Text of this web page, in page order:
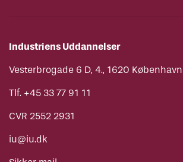
Industriens Uddannelser
Vesterbrogade 6 D, 4., 1620
Tlf. +45 33 77 91 11
CVR 2552 2931
iu@iu.dk